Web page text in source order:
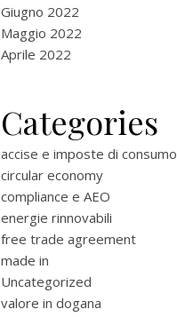
Giugno 2022
Maggio 2022
Aprile 2022
Categories
accise e imposte di consumo
circular economy
compliance e AEO
energie rinnovabili
free trade agreement
made in
Uncategorized
valore in dogana